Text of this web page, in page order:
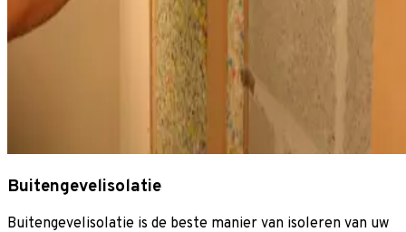
Buitengevelisolatie
Buitengevelisolatie is de beste manier van isoleren van uw